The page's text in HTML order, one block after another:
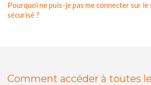
Pourquoi ne puis-je pas me connecter sur
sécurisé ?
Comment accéder à toutes